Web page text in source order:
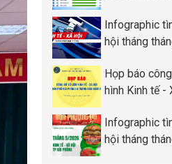
Phòng
Infographic
hội tháng
Họp báo
hình Kinh tế -
2026
Infographic
hội tháng